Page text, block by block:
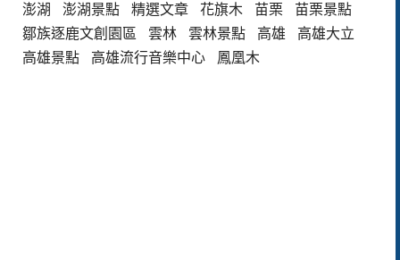
澎湖
澎湖景點 精選文章 花旗木 苗栗
苗栗景點
鄒族逐鹿文創園區
雲林 雲林景點 高雄
高雄大立
高雄景點
高雄流行音樂中心 鳳凰木